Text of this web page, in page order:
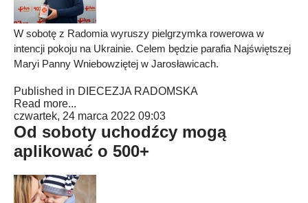
W sobotę z Radomia wyruszy pielgrzymka rowerowa w
intencji pokoju na Ukrainie. Celem będzie parafia Najświętszej
Maryi Panny Wniebowziętej w Jarosławicach.
Published in DIECEZJA RADOMSKA
Read more...
czwartek, 24 marca 2022 09:03
Od soboty uchodźcy mogą
aplikować o 500+